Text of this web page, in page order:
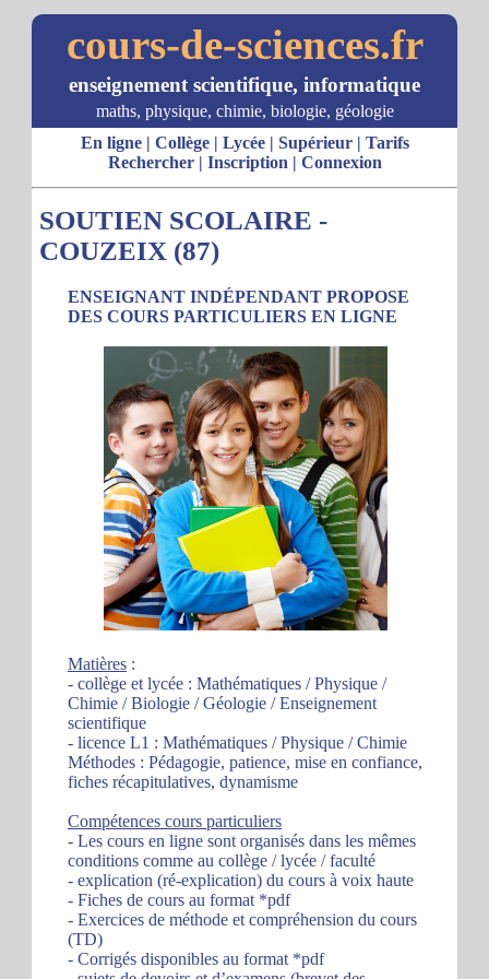
cours-de-sciences.fr
enseignement scientifique, informatique
maths, physique, chimie, biologie, géologie
En ligne| Collège| Lycée| Supérieur| Tarifs
Rechercher| Inscription | Connexion
SOUTIEN SCOLAIRE -
COUZEIX (87)
ENSEIGNANT INDÉPENDANT PROPOSE
DES COURS PARTICULIERS EN LIGNE
Matières :
- collège et lycée : Mathématiques / Physique /
Chimie / Biologie / Géologie / Enseignement
scientifique
- licence L1 : Mathématiques / Physique / Chimie
Méthodes : Pédagogie, patience, mise en confiance,
fiches récapitulatives, dynamisme
Compétences cours particuliers
- Les cours en ligne sont organisés dans les mêmes
conditions comme au collège / lycée / faculté
- explication (ré-explication) du cours à voix haute
- Fiches de cours au format *pdf
- Exercices de méthode et compréhension du cours
(TD)
- Corrigés disponibles au format *pdf